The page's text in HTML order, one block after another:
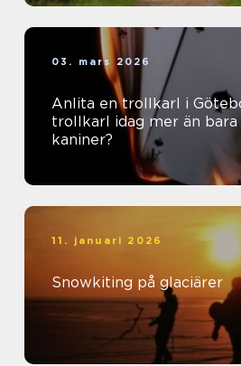
03. mars 2026
Anlita en trollkarl i
trollkarl idag mer än bara hattar och
kaniner?
11. januari 2026
Snowkiting på glaciärer